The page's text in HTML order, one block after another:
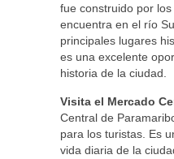
fue construido por
encuentra en el río
principales lugares
es una excelente
historia de la ciudad.
Visita el Mercado
Central de
para los turistas. Es
vida diaria de la